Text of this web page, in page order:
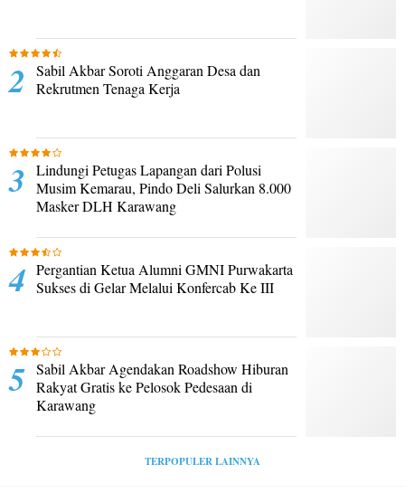
Sabil Akbar Soroti Anggaran Desa dan
Rekrutmen Tenaga Kerja
Lindungi Petugas Lapangan dari Polusi
Musim Kemarau, Pindo Deli Salurkan 8.000
Masker DLH Karawang
Pergantian Ketua Alumni GMNI Purwakarta
Sukses di Gelar Melalui Konfercab Ke III
Sabil Akbar Agendakan Roadshow Hiburan
Rakyat Gratis ke Pelosok Pedesaan di
Karawang
TERPOPULER LAINNYA